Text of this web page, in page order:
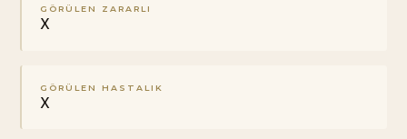
GÖRÜLEN ZARARLI
X
GÖRÜLEN HASTALIK
X